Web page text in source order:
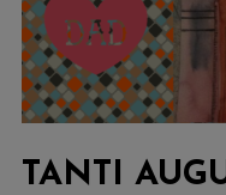
TANTI